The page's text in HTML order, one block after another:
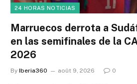
24 HORAS NOTICIAS
Marruecos derrota a
en las semifinales de la
2026
By Iberia360 août 9, 2026 0